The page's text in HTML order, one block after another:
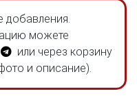
добавления.
можете
или через корзину
и описание).